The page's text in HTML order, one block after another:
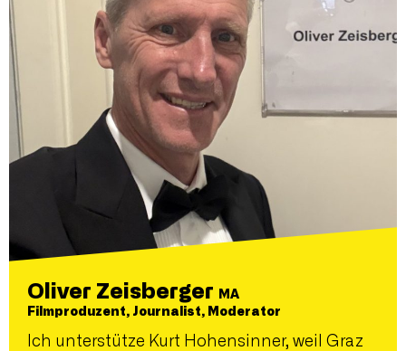
Oliver Zeisberger
MA
Filmproduzent, Journalist, Moderator
Ich unterstütze Kurt Hohensinner, weil Graz